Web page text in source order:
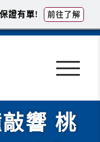
響 桃
證有單! 前往了解